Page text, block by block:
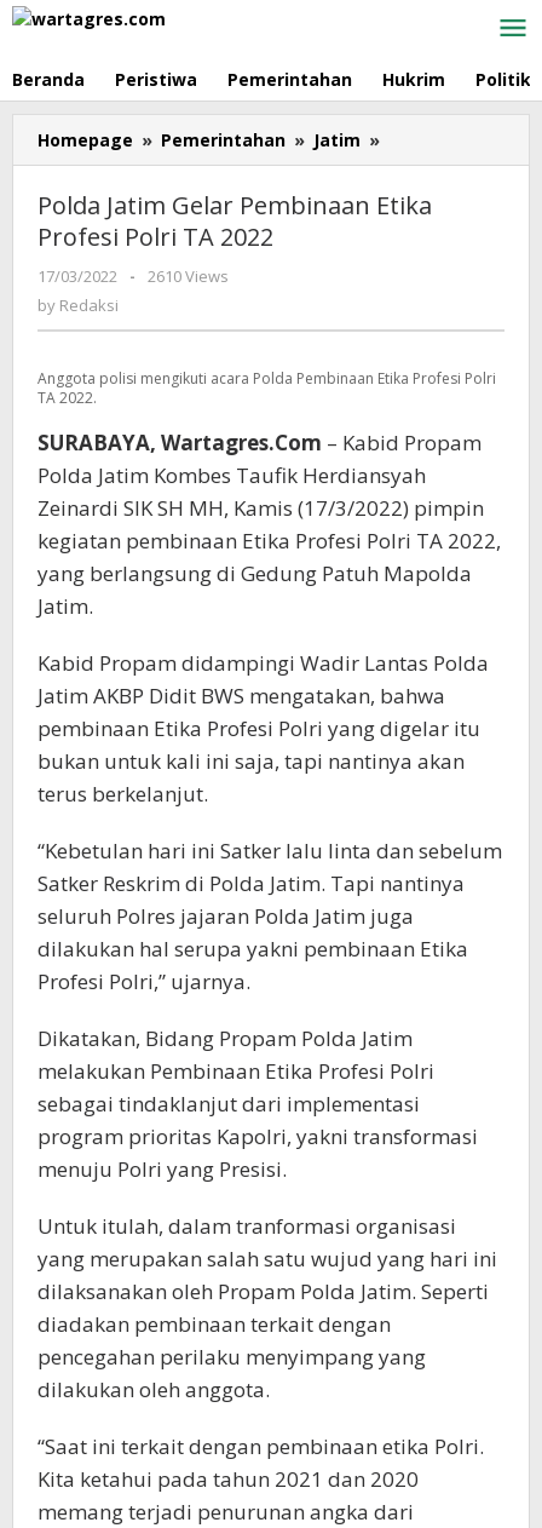
Skip
Beranda Peristiwa Pemerintahan Hukrim Politik
Homepage » Pemerintahan » Jatim »
Jatim
Gelar
Pembinaan
Polda Jatim Gelar Pembinaan Etika
Profesi Polri TA 2022
17/03/2022
by
-
2610 Views
by Redaksi
Anggota polisi mengikuti acara Polda Pembinaan Etika Profesi Polri
TA 2022.
SURABAYA, Wartagres.Com – Kabid Propam
Polda Jatim Kombes Taufik Herdiansyah
Zeinardi SIK SH MH, Kamis (17/3/2022) pimpin
kegiatan pembinaan Etika Profesi Polri TA 2022,
yang berlangsung di Gedung Patuh Mapolda
Jatim.
Kabid Propam didampingi Wadir Lantas Polda
Jatim AKBP Didit BWS mengatakan, bahwa
pembinaan Etika Profesi Polri yang digelar itu
bukan untuk kali ini saja, tapi nantinya akan
terus berkelanjut.
“Kebetulan hari ini Satker lalu linta dan sebelum
Satker Reskrim di Polda Jatim. Tapi nantinya
seluruh Polres jajaran Polda Jatim juga
dilakukan hal serupa yakni pembinaan Etika
Profesi Polri,” ujarnya.
Dikatakan, Bidang Propam Polda Jatim
melakukan Pembinaan Etika Profesi Polri
sebagai tindaklanjut dari implementasi
program prioritas Kapolri, yakni transformasi
menuju Polri yang Presisi.
Untuk itulah, dalam tranformasi organisasi
yang merupakan salah satu wujud yang hari ini
dilaksanakan oleh Propam Polda Jatim. Seperti
diadakan pembinaan terkait dengan
pencegahan perilaku menyimpang yang
dilakukan oleh anggota.
“Saat ini terkait dengan pembinaan etika Polri.
Kita ketahui pada tahun 2021 dan 2020
memang terjadi penurunan angka dari